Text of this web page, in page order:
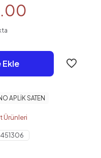
Ekle
Ürünleri
APLİK SATEN